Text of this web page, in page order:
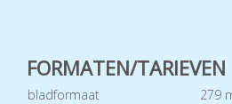
FORMATEN/TARIEVEN
bladformaat
279